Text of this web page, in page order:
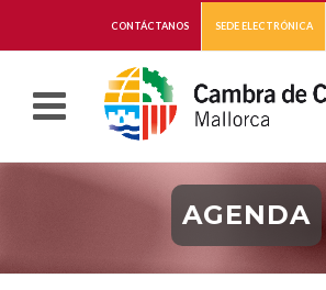
CONTÁCTANOS SEDE ELECTRÓNICA
AGENDA